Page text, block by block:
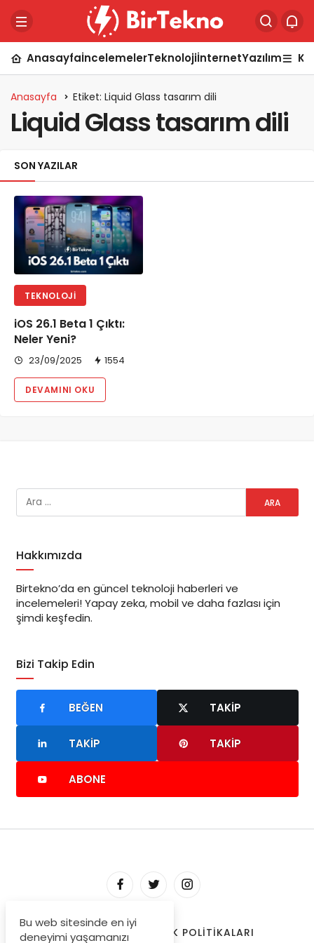
AnasayfaİncelemelerTeknolojiİnternetYazılım
Anasayfa Etiket: Liquid Glass tasarım dili
Liquid Glass tasarım dili
SON YAZILAR
TEKNOLOJI
iOS 26.1 Beta 1 Çıktı:
Neler Yeni?
23/09/2025 1554
DEVAMINI OKU
Hakkımızda
Birtekno’da en güncel teknoloji haberleri ve
incelemeleri! Yapay zeka, mobil ve daha fazlası için
şimdi keşfedin.
Bizi Takip Edin
BEĞEN TAKIP
TAKIP TAKIP
ABONE
HAKKIMIZDA GIZLILIK POLITIKALARI
Bu web sitesinde en iyi
deneyimi yaşamanızı